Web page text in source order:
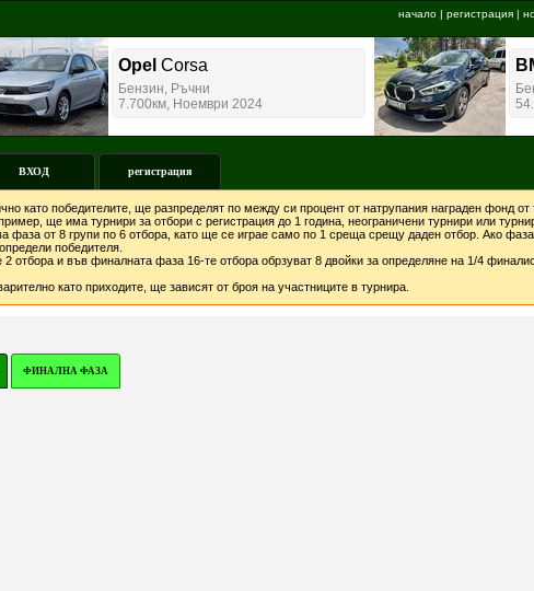
начало | регистрация |
ВХОД регистрация
като победителите, ще разпределят по между си процент от натрупания награден фонд от
ще има турнири за отбори с регистрация до 1 година, неограничени турнири или
фаза от 8 групи по 6 отбора, като ще се играе само по 1 среща срещу даден отбор. Ако
победителя.
отбора и във финалната фаза 16-те отбора обрзуват 8 двойки за определяне на 1/4
като приходите, ще зависят от броя на участниците в турнира.
ФИНАЛНА ФАЗА